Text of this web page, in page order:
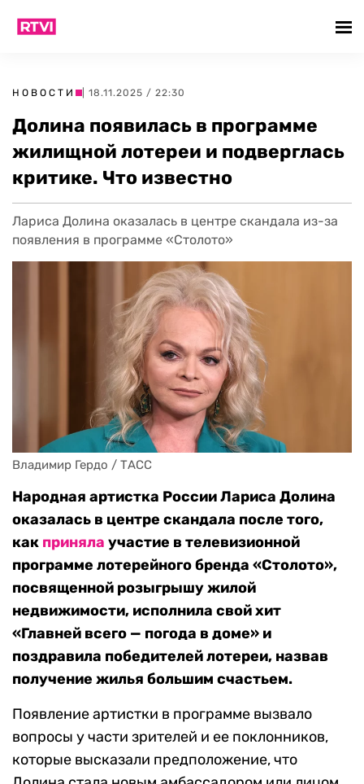
НОВОСТИ | 18.11.2025 / 22:30
Долина появилась в программе
жилищной лотереи и подверглась
критике. Что известно
Лариса Долина оказалась в центре скандала из-за
появления в программе «Столото»
Владимир Гердо / ТАСС
Народная артистка России Лариса Долина
оказалась в центре скандала после того,
как приняла участие в телевизионной
программе лотерейного бренда «Столото»,
посвященной розыгрышу жилой
недвижимости, исполнила свой хит
«Главней всего — погода в доме» и
поздравила победителей лотереи, назвав
получение жилья большим счастьем.
Появление артистки в программе вызвало
вопросы у части зрителей и ее поклонников,
которые высказали предположение, что